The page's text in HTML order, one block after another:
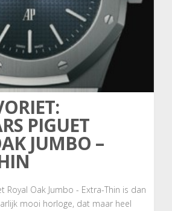
PIGUET
JUMBO –
Royal Oak Jumbo - Extra-Thin is dan
mooi horloge, dat maar heel